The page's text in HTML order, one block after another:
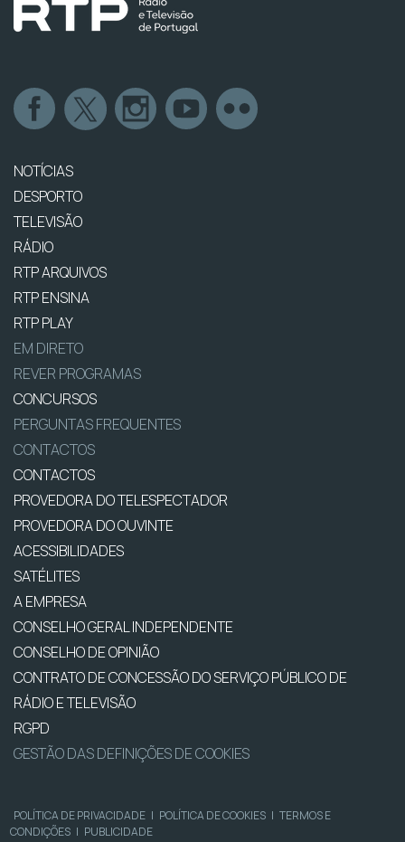
NOTÍCIAS
DESPORTO
TELEVISÃO
RÁDIO
RTP ARQUIVOS
RTP ENSINA
RTP PLAY
EM DIRETO
REVER PROGRAMAS
CONCURSOS
PERGUNTAS FREQUENTES
CONTACTOS
CONTACTOS
PROVEDORA DO TELESPECTADOR
PROVEDORA DO OUVINTE
ACESSIBILIDADES
SATÉLITES
A EMPRESA
CONSELHO GERAL INDEPENDENTE
CONSELHO DE OPINIÃO
CONTRATO DE CONCESSÃO DO SERVIÇO PÚBLICO DE
RÁDIO E TELEVISÃO
RGPD
GESTÃO DAS DEFINIÇÕES DE COOKIES
POLÍTICA DE PRIVACIDADE | POLÍTICA DE COOKIES | TERMOS E
CONDIÇÕES | PUBLICIDADE